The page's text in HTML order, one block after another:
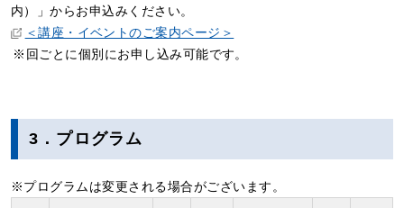
内）」からお申込みください。
＜講座・イベントのご案内ページ＞
回ごとに個別にお申し込み可能です。
3．プログラム
プログラムは変更される場合がございます。